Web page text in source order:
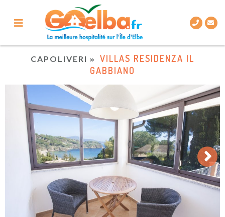
CAPOLIVERI
VILLAS RESIDENZA IL
GABBIANO
Next